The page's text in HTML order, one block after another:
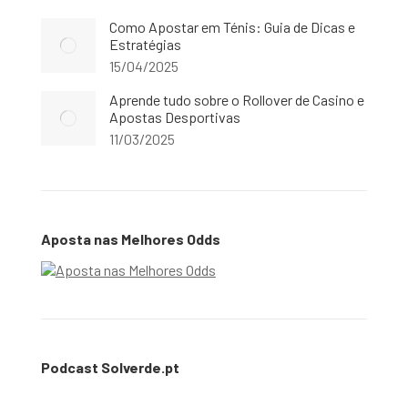
Como Apostar em Ténis: Guia de Dicas e
Estratégias
15/04/2025
Aprende tudo sobre o Rollover de Casino e
Apostas Desportivas
11/03/2025
Aposta nas Melhores Odds
Podcast Solverde.pt